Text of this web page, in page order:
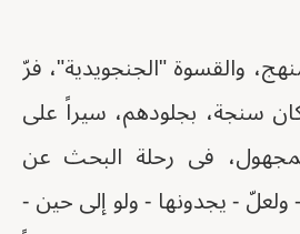
والقسوة "الجنجويدية"، فرّ
سنجة، بجلودهم، سيراً على
فى رحلة البحث عن
- يجدونها - ولو إلى حين -